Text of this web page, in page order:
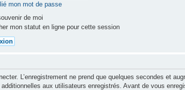
mon mot de passe
de moi
mon statut en ligne pour cette session
L’enregistrement ne prend que quelques secondes et
aux utilisateurs enregistrés. Avant de vous